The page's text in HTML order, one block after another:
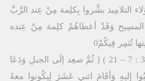
التلامِيذ بشَّروا بِكلِمة مِنْ عِند الرَّبَّ
المسِيح وَقَدْ أعطاهُمْ كلِمة مِنْ عِنده
تُثمِر فِيكُمْ0
إنجِيل عشية ( مر 3 : 7 – 21 ) [ ثُمَّ صعِد إلَى الجبلِ وَدَعَا
إليهِ وَأقَامَ اثني عَشَرَ لِيكُونوا معهُ